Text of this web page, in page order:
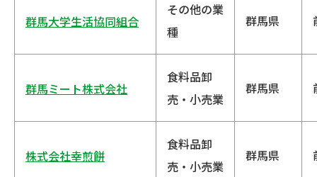
群馬大学生活協同組合
その他の業
種
群馬県
群馬ミート株式会社
食料品卸
売・小売業
群馬県
株式会社幸煎餅
食料品卸
売・小売業
群馬県